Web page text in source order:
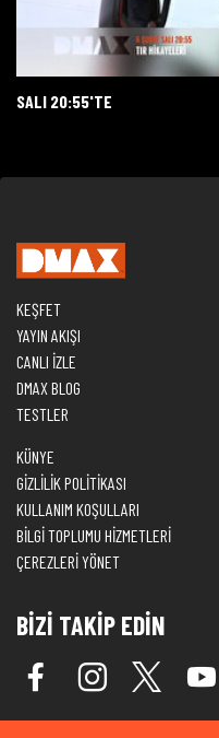
SALI 20:55'TE
KEŞFET
YAYIN AKIŞI
CANLI İZLE
DMAX BLOG
TESTLER
KÜNYE
GİZLİLİK POLİTİKASI
KULLANIM KOŞULLARI
BİLGİ TOPLUMU HİZMETLERİ
ÇEREZLERİ YÖNET
BİZİ TAKİP EDİN